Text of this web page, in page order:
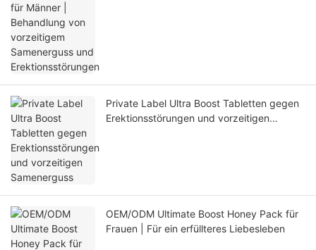
Private Label Ultra Boost Tabletten gegen
Erektionsstörungen und vorzeitigen
OEM/ODM Ultimate Boost Honey Pack für
Frauen | Für ein erfüllteres Liebesleben